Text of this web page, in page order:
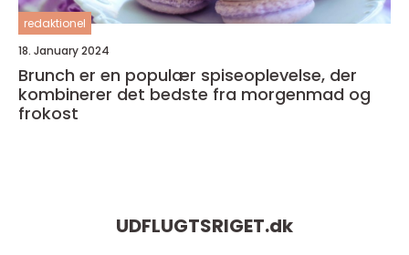
redaktionel
18. January 2024
Brunch er en populær spiseoplevelse, der
kombinerer det bedste fra morgenmad og
frokost
UDFLUGTSRIGET.dk